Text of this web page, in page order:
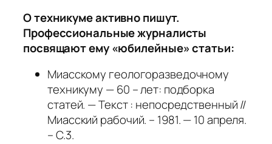
О техникуме активно пишут.
Профессиональные журналисты
посвящают ему «юбилейные» статьи:
Миасскому геологоразведочному
техникуму — 60 – лет: подборка
статей. — Текст : непосредственный //
Миасский рабочий. – 1981. — 10 апреля.
– С.3.